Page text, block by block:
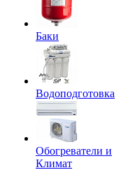
Баки
Водоподготовка
Обогреватели и
Климат